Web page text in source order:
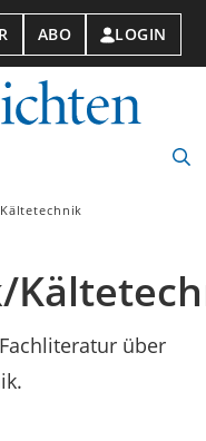
ABO LOGIN
über